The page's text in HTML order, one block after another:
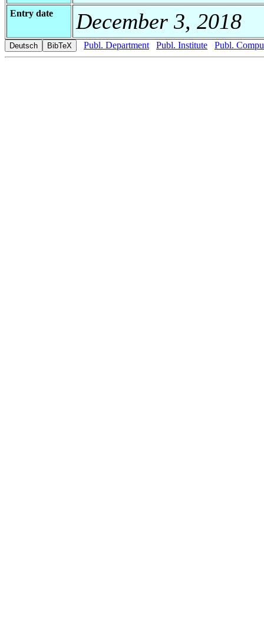
Entry date December 3, 2018
Publ. Department Publ. Institute Publ.